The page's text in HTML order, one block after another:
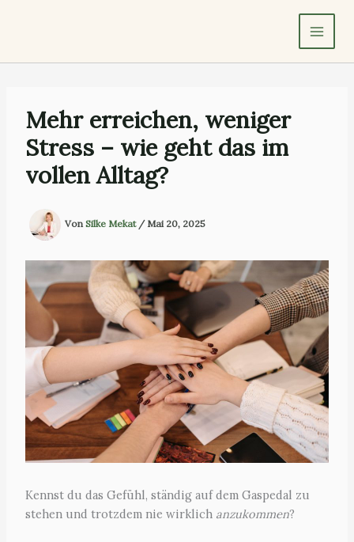
Mehr erreichen, weniger
Stress – wie geht das im
vollen Alltag?
Von Silke Mekat / Mai 20, 2025
Kennst du das Gefühl, ständig auf dem Gaspedal zu
stehen und trotzdem nie wirklich anzukommen?